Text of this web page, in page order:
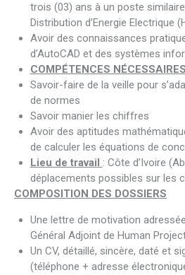
trois (03) ans à un poste
Distribution d’Energie Electrique
Avoir des connaissances
d’AutoCAD et des systèmes
COMPÉTENCES NÉCESSAIRES
Savoir-faire de la veille pour
de normes
Savoir manier les chiffres
Avoir des aptitudes
de calculer les équations de
Lieu de travail : Côte d’Ivoire
déplacements possibles sur les
COMPOSITION DES DOSSIERS
Une lettre de motivation
Général Adjoint de Human
Un CV, détaillé, sincère, daté et
(téléphone + adresse